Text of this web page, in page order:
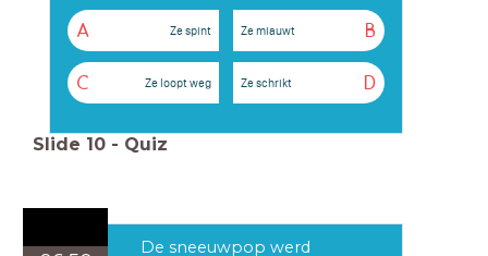
A Ze spint B
Ze miauwt
C Ze loopt weg D
Ze schrikt
Slide 10 - Quiz
De sneeuwpop werd